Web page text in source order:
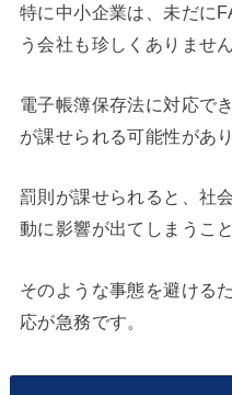
特に中小企業は、未だに
う会社も珍しくありません
電子帳簿保存法に対応で
が課せられる可能性があり
罰則が課せられると、社
動に影響が出てしまうこ
そのような事態を避ける
応が急務です。